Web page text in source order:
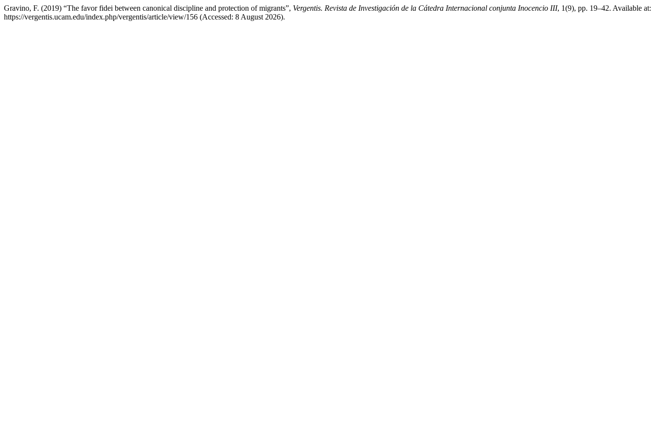
Gravino, F. (2019) “The favor fidei between canonical discipline and protection of migrants”, Vergentis. Revista de Investigación de la Cátedra Internacional conjunta Inocencio III, 1(9), pp. 19–42. Available at:
https://vergentis.ucam.edu/index.php/vergentis/article/view/156 (Accessed: 8 August 2026).